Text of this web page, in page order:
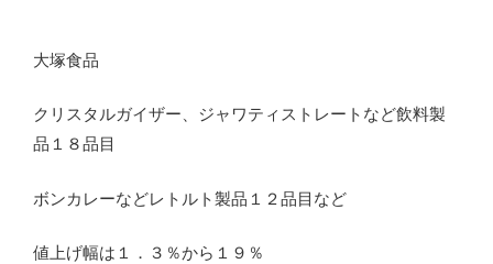
大塚食品
クリスタルガイザー、ジャワティストレートなど飲料製
品１８品目
ボンカレーなどレトルト製品１２品目など
値上げ幅は１．３％から１９％